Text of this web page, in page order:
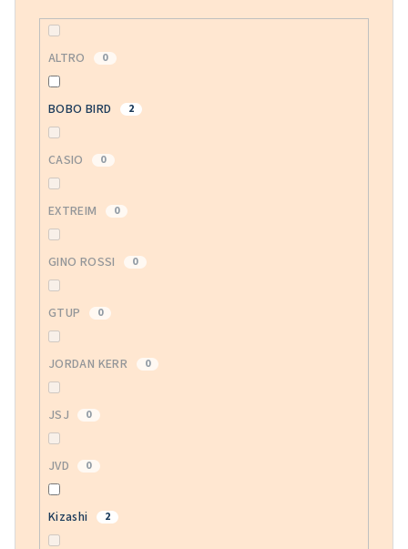
ALTRO 0
BOBO BIRD 2
CASIO 0
EXTREIM 0
GINO ROSSI 0
GTUP 0
JORDAN KERR 0
JSJ 0
JVD 0
Kizashi 2